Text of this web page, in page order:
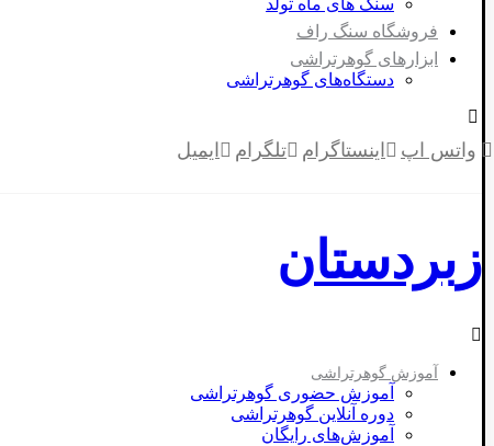
سنگ های ماه تولد
فروشگاه سنگ راف
ابزارهای گوهرتراشی
دستگاه‌های گوهرتراشی
واتس اپ اینستاگرام تلگرام ایمیل
زبردستان
آموزش گوهرتراشی
آموزش حضوری گوهرتراشی
دوره آنلاین گوهرتراشی
آموزش‌های رایگان